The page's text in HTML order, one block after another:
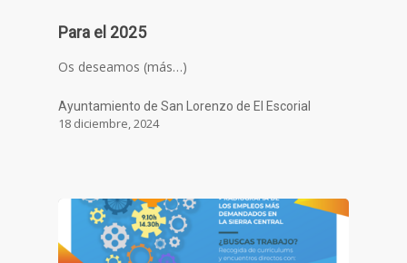
Para el 2025
Os deseamos (más…)
Ayuntamiento de San Lorenzo de El Escorial
18 diciembre, 2024